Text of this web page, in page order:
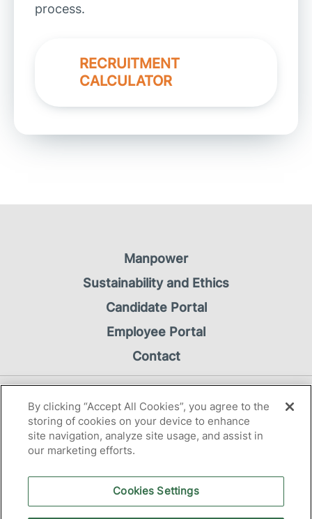
process.
RECRUITMENT
CALCULATOR
Manpower
Sustainability and Ethics
Candidate Portal
Employee Portal
Contact
Cookie Notice
By clicking “Accept All Cookies”, you agree to the
storing of cookies on your device to enhance
site navigation, analyze site usage, and assist in
our marketing efforts.
Cookies Settings